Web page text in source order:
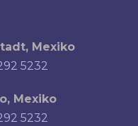
Mexiko
5232
Mexiko
5232